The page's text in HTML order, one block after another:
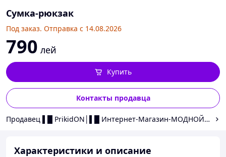
Сумка-рюкзак
Под заказ. Отправка с 14.08.2026
790 лей
Контакты продавца
Купить
Продавец ▌█ PrikidON│▌█ Интернет-Магазин-МОДНОЙ
Характеристики и описание